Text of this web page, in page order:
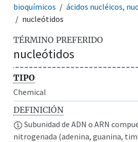
bioquímicos
ácidos nucléicos,
nucleótidos
TÉRMINO PREFERIDO
nucleótidos
TIPO
Chemical
DEFINICIÓN
Subunidad de ADN o ARN
nitrogenada (adenina, guanina,